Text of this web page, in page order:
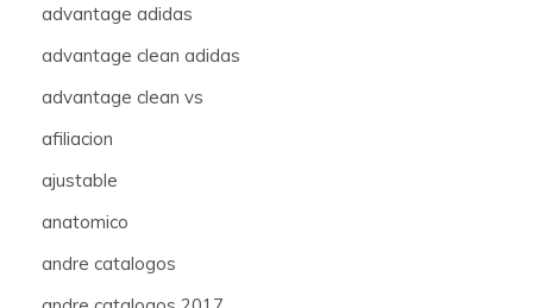
advantage adidas
advantage clean adidas
advantage clean vs
afiliacion
ajustable
anatomico
andre catalogos